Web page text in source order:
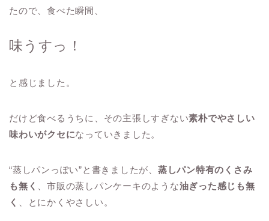
たので、食べた瞬間、
味うすっ！
と感じました。
だけど食べるうちに、その主張しすぎない素朴でやさしい
味わいがクセになっていきました。
“蒸しパンっぽい”と書きましたが、 蒸しパン特有のくさみ
も無く
、市販の蒸しパンケーキのような油ぎった感じも無
く
、とにかくやさしい。